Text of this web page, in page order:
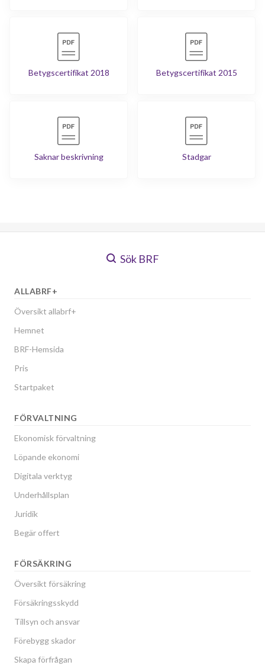
Betygscertifikat 2018 Betygscertifikat 2015
Saknar beskrivning Stadgar
Sök BRF
ALLABRF+
Översikt allabrf+
Hemnet
BRF-Hemsida
Pris
Startpaket
FÖRVALTNING
Ekonomisk förvaltning
Löpande ekonomi
Digitala verktyg
Underhållsplan
Juridik
Begär offert
FÖRSÄKRING
Översikt försäkring
Försäkringsskydd
Tillsyn och ansvar
Förebygg skador
Skapa förfrågan